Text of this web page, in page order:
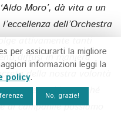
Moro’, dà vita a un
dell’Orchestra
attivamente tanti
diffusi in maniera
della nostra volontà
gerarchie, perché
di campanile possiamo
per assicurarti la migliore
informazioni leggi la
policy.
No, grazie!